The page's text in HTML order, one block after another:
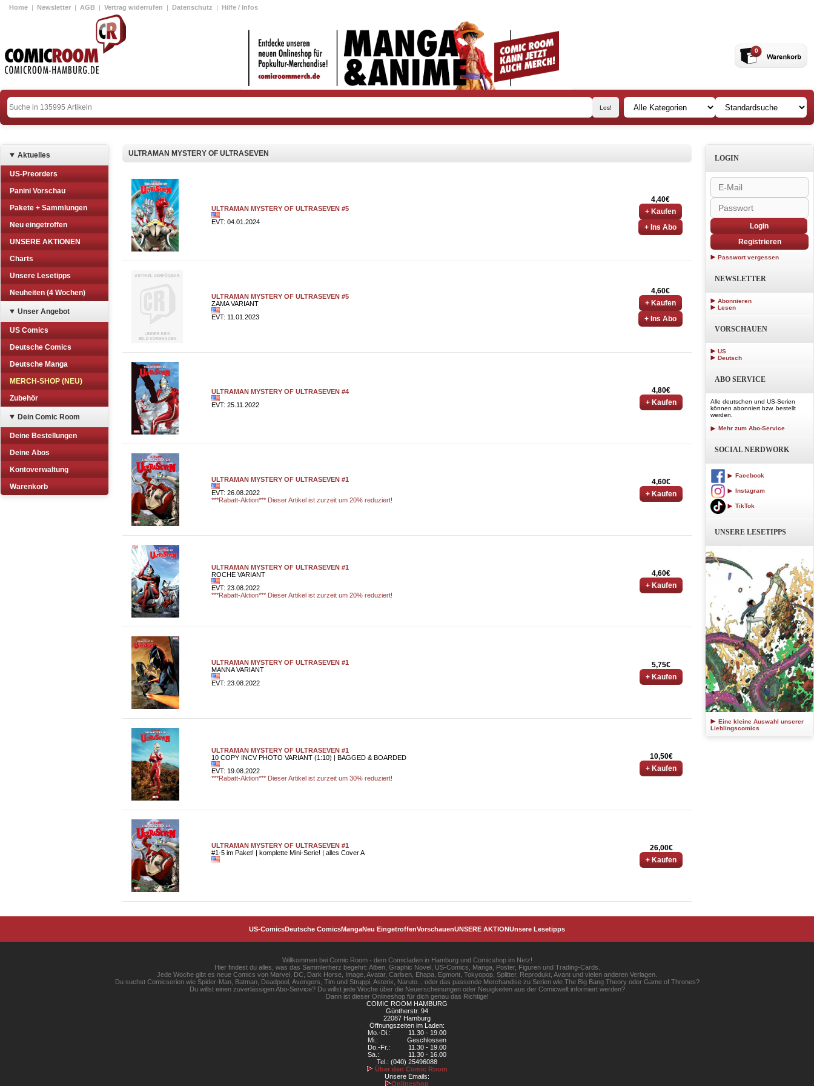
Home | Newsletter | AGB | Vertrag widerrufen | Datenschutz | Hilfe / Infos
0
Aktuelles
US-Preorders
Panini Vorschau
Pakete + Sammlungen
Neu eingetroffen
UNSERE AKTIONEN
Charts
Unsere Lesetipps
Neuheiten (4 Wochen)
Unser Angebot
US Comics
Deutsche Comics
Deutsche Manga
MERCH-SHOP (NEU)
Zubehör
Dein Comic Room
Deine Bestellungen
Deine Abos
Kontoverwaltung
Warenkorb
ULTRAMAN MYSTERY OF ULTRASEVEN
ULTRAMAN MYSTERY OF ULTRASEVEN #5
EVT: 04.01.2024
4,40€
+ Kaufen
+ Ins Abo
ULTRAMAN MYSTERY OF ULTRASEVEN #5
ZAMA VARIANT
EVT: 11.01.2023
4,60€
+ Kaufen
+ Ins Abo
ULTRAMAN MYSTERY OF ULTRASEVEN #4
EVT: 25.11.2022
4,80€
+ Kaufen
ULTRAMAN MYSTERY OF ULTRASEVEN #1
EVT: 26.08.2022
***Rabatt-Aktion*** Dieser Artikel ist zurzeit um 20% reduziert!
4,60€
+ Kaufen
ULTRAMAN MYSTERY OF ULTRASEVEN #1
ROCHE VARIANT
EVT: 23.08.2022
***Rabatt-Aktion*** Dieser Artikel ist zurzeit um 20% reduziert!
4,60€
+ Kaufen
ULTRAMAN MYSTERY OF ULTRASEVEN #1
MANNA VARIANT
EVT: 23.08.2022
5,75€
+ Kaufen
ULTRAMAN MYSTERY OF ULTRASEVEN #1
10 COPY INCV PHOTO VARIANT (1:10) | BAGGED & BOARDED
EVT: 19.08.2022
***Rabatt-Aktion*** Dieser Artikel ist zurzeit um 30% reduziert!
10,50€
+ Kaufen
ULTRAMAN MYSTERY OF ULTRASEVEN #1
#1-5 im Paket! | komplette Mini-Serie! | alles Cover A
26,00€
+ Kaufen
LOGIN
Login
Registrieren
Passwort vergessen
NEWSLETTER
Abonnieren
Lesen
VORSCHAUEN
US
Deutsch
ABO SERVICE
Alle deutschen und US-Serien
können abonniert bzw. bestellt
werden.
Mehr zum Abo-Service
SOCIAL NERDWORK
Facebook
Instagram
TikTok
UNSERE LESETIPPS
Eine kleine Auswahl unserer
Lieblingscomics
US-ComicsDeutsche ComicsMangaNeu EingetroffenVorschauenUNSERE AKTIONUnsere Lesetipps
Willkommen bei Comic Room - dem Comicladen in Hamburg und Comicshop im Netz!
Hier findest du alles, was das Sammlerherz begehrt: Alben, Graphic Novel, US-Comics, Manga, Poster, Figuren und Trading-Cards.
Jede Woche gibt es neue Comics von Marvel, DC, Dark Horse, Image, Avatar, Carlsen, Ehapa, Egmont, Tokyopop, Splitter, Reprodukt, Avant und vielen anderen Verlagen.
Du suchst Comicserien wie Spider-Man, Batman, Deadpool, Avengers, Tim und Struppi, Asterix, Naruto... oder das passende Merchandise zu Serien wie The Big Bang Theory oder Game of Thrones?
Du willst einen zuverlässigen Abo-Service? Du willst jede Woche über die Neuerscheinungen oder Neuigkeiten aus der Comicwelt informiert werden?
Dann ist dieser Onlineshop für dich genau das Richtige!
COMIC ROOM HAMBURG
Güntherstr. 94
22087 Hamburg
Öffnungszeiten im Laden:
Mo.-Di.:
11.30 - 19.00
Mi.:
Geschlossen
Do.-Fr.:
11.30 - 19.00
Sa.:
11.30 - 16.00
Tel.: (040) 25496088
Über den Comic Room
Unsere Emails:
Onlineshop